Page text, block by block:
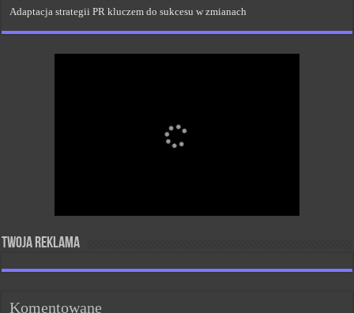
Adaptacja strategii PR kluczem do sukcesu w zmianach
Twoja reklama
Komentowane